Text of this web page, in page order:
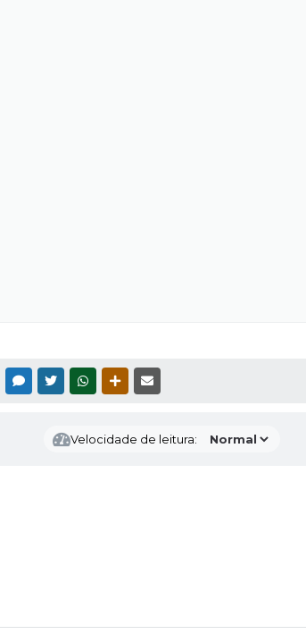
FACEBOOKMESSENGER
TWITTERWHATSAPPOUTRAS MÍDIAS
Velocidade de leitura: